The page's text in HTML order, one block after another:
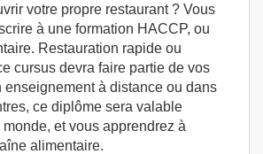
votre propre restaurant ? Vous
à une formation HACCP, ou
Restauration rapide ou
cursus devra faire partie de vos
enseignement à distance ou dans
ce diplôme sera valable
et vous apprendrez à
alimentaire.